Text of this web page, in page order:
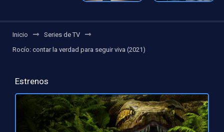
Inicio
Series de TV
Rocío: contar la verdad para seguir viva (2021)
Estrenos